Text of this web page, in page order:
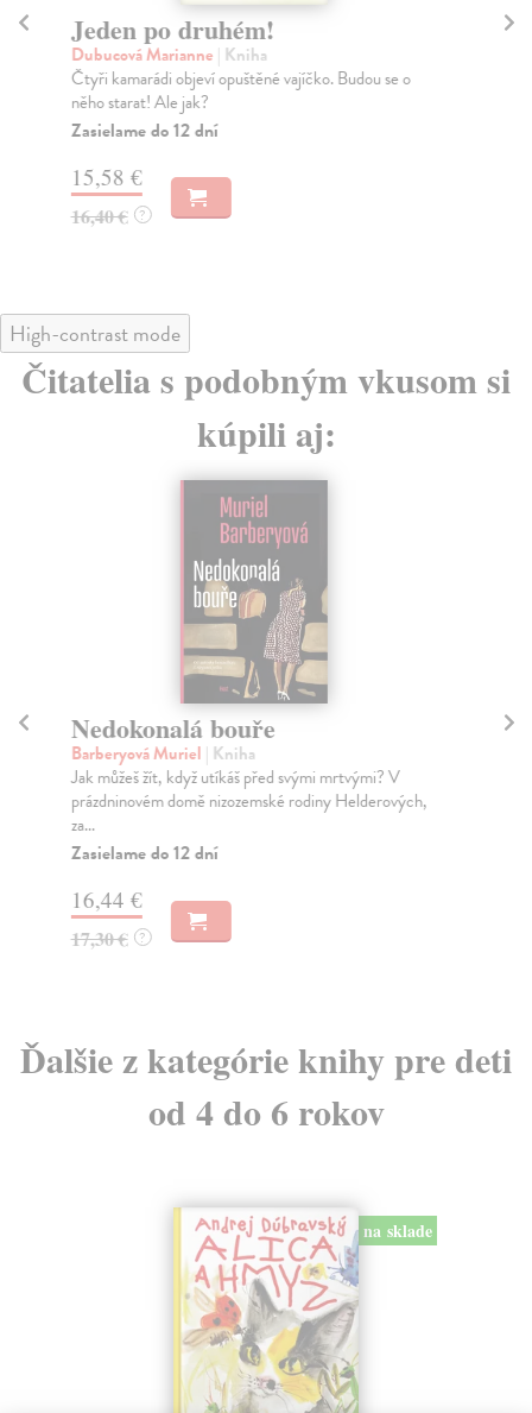
Jeden po druhém!
Dubucová Marianne | Kniha
Čtyři kamarádi objeví opuštěné vajíčko. Budou se o
něho starat! Ale jak?
Zasielame do 12 dní
15,58 €
16,40 € ?
High-contrast mode
Čitatelia s podobným vkusom si
kúpili aj:
Nedokonalá bouře
Barberyová Muriel | Kniha
Jak můžeš žít, když utíkáš před svými mrtvými? V
prázdninovém domě nizozemské rodiny Helderových,
za...
Zasielame do 12 dní
16,44 €
17,30 € ?
Ďalšie z kategórie knihy pre deti
od 4 do 6 rokov
na sklade